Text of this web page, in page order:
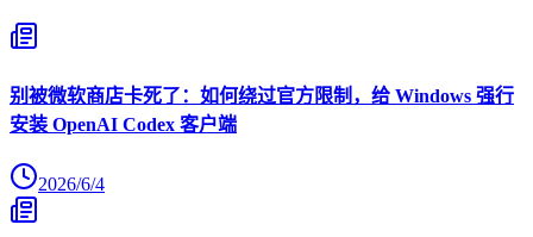
别被微软商店卡死了：如何绕过官方限制，给 Windows 强行
安装 OpenAI Codex 客户端
2026/6/4